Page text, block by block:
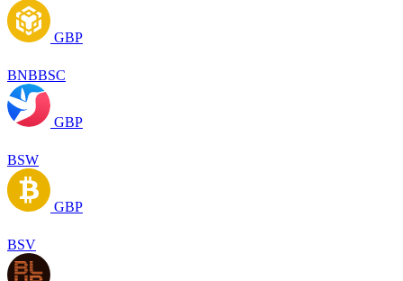
GBP
BNBBSC
GBP
BSW
GBP
BSV